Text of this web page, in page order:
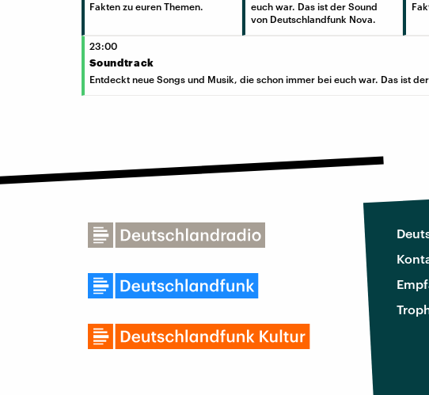
Fakten zu euren Themen.
euch war. Das ist der Sound
von Deutschlandfunk Nova.
23:00
Soundtrack
Entdeckt neue Songs und Musik, die schon immer bei euch war. Das ist